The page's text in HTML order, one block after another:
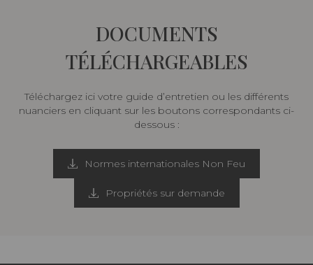
DOCUMENTS
TÉLÉCHARGEABLES
Téléchargez ici votre guide d’entretien ou les différents
nuanciers en cliquant sur les boutons correspondants ci-
dessous :
Normes internationales Non Feu
Propriétés sur demande